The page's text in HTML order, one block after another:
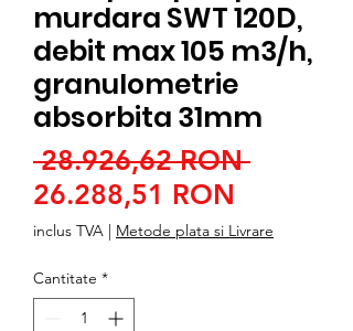
murdara SWT 120D,
debit max 105 m3/h,
granulometrie
absorbita 31mm
28.926,62 RON Preț
26.288,51 RON
redus
inclus TVA | Metode plata si Livrare
Cantitate *